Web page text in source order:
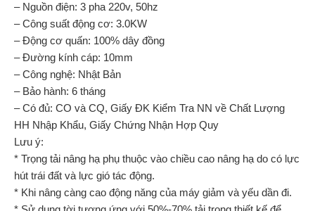
– Nguồn điện: 3 pha 220v, 50hz
– Công suất động cơ: 3.0KW
– Động cơ quấn: 100% dây đồng
– Đường kính cáp: 10mm
– Công nghệ: Nhật Bản
– Bảo hành: 6 tháng
– Có đủ: CO và CQ, Giấy ĐK Kiểm Tra NN về Chất Lượng
HH Nhập Khẩu, Giấy Chứng Nhận Hợp Quy
Lưu ý:
* Trọng tải nâng hạ phụ thuộc vào chiều cao nâng hạ do có lực
hút trái đất và lực gió tác động.
* Khi nâng càng cao động năng của máy giảm và yếu dần đi.